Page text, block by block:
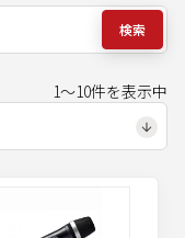
検索
1～10件を表示中